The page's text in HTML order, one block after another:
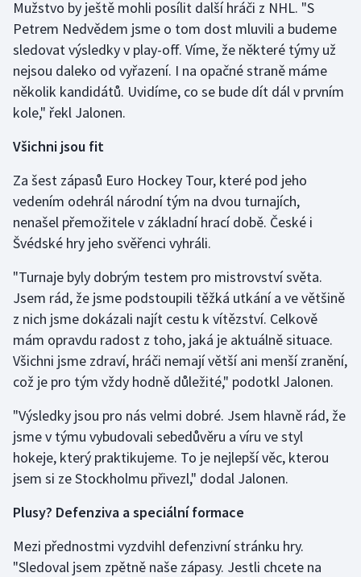
Mužstvo by ještě mohli posílit další hráči z NHL. "S
Petrem Nedvědem jsme o tom dost mluvili a budeme
sledovat výsledky v play-off. Víme, že některé týmy už
nejsou daleko od vyřazení. I na opačné straně máme
několik kandidátů. Uvidíme, co se bude dít dál v prvním
kole," řekl Jalonen.
Všichni jsou fit
Za šest zápasů Euro Hockey Tour, které pod jeho
vedením odehrál národní tým na dvou turnajích,
nenašel přemožitele v základní hrací době. České i
Švédské hry jeho svěřenci vyhráli.
"Turnaje byly dobrým testem pro mistrovství světa.
Jsem rád, že jsme podstoupili těžká utkání a ve většině
z nich jsme dokázali najít cestu k vítězství. Celkově
mám opravdu radost z toho, jaká je aktuálně situace.
Všichni jsme zdraví, hráči nemají větší ani menší zranění,
což je pro tým vždy hodně důležité," podotkl Jalonen.
"Výsledky jsou pro nás velmi dobré. Jsem hlavně rád, že
jsme v týmu vybudovali sebedůvěru a víru ve styl
hokeje, který praktikujeme. To je nejlepší věc, kterou
jsem si ze Stockholmu přivezl," dodal Jalonen.
Plusy? Defenziva a speciální formace
Mezi přednostmi vyzdvihl defenzivní stránku hry.
"Sledoval jsem zpětně naše zápasy. Jestli chcete na